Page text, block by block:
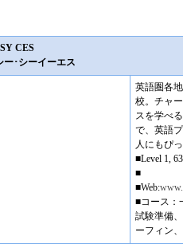
CES
ー･シーイーエス
英語圏各
校。チャ
スを学べ
で、英語
人にもぴ
■Level 1,
■
■Web:
■コース：
試験準備
ーフィン